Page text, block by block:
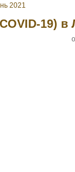
2021
19) в